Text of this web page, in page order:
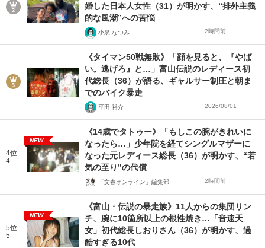
婚した日本人女性（31）が明かす、“排外主義
的な風潮”への苦悩
小泉 なつみ 2時間前
《タイマン50戦無敗》「顔を見ると、『やば
い。逃げろ』と…」富山伝説のレディース初
代総長（36）が語る、ギャルサー制圧と朝ま
でのバイク暴走
平田 裕介 2026/08/01
4位
4
NEW
《14歳でタトゥー》「もしこの腕がきれいに
なったら…」少年院を経てシングルマザーに
なった元レディース総長（36）が明かす、“若
気の至り”の代償
「文春オンライン」編集部 2時間前
5位
5
NEW
《富山・伝説の暴走族》11人からの集団リン
チ、腕に10箇所以上の根性焼き…「音速天
女」初代総長しおりさん（36）が明かす、過
酷すぎる10代